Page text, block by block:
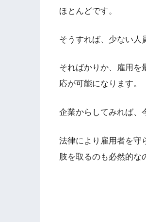
ほとんどです。
そうすれば、少ない人
そればかりか、雇用を
応が可能になります。
企業からしてみれば、
法律により雇用者を守
肢を取るのも必然的な